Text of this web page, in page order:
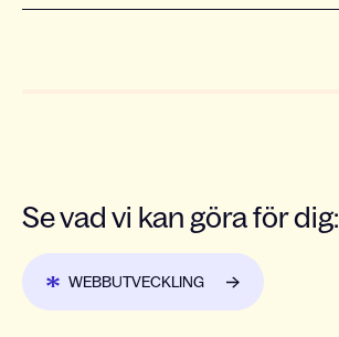
Se vad vi kan göra för dig:
WEBBUTVECKLING